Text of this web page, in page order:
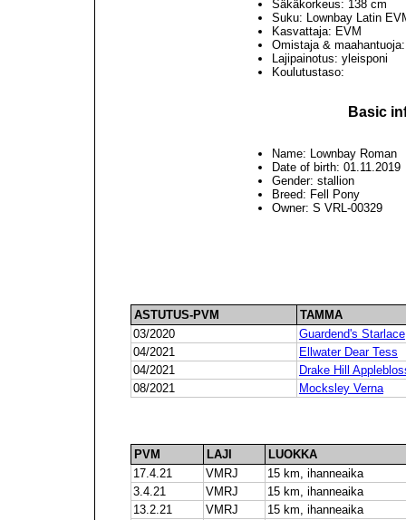
Säkäkorkeus: 138 cm
Suku: Lownbay Latin
Kasvattaja: EVM
Omistaja &
Lajipainotus: yleisponi
Koulutustaso:
Basic
Name: Lownbay Roman
Date of birth: 01.11.2019
Gender: stallion
Breed: Fell Pony
Owner: S VRL-00329
ASTUTUS-PVM
TAMMA
03/2020
Guardend's Starlace
04/2021
Ellwater Dear Tess
04/2021
Drake Hill
08/2021
Mocksley Verna
PVM LAJI
LUOKKA
17.4.21
VMRJ
15 km, ihanneaika
3.4.21
VMRJ
15 km, ihanneaika
13.2.21
VMRJ
15 km, ihanneaika